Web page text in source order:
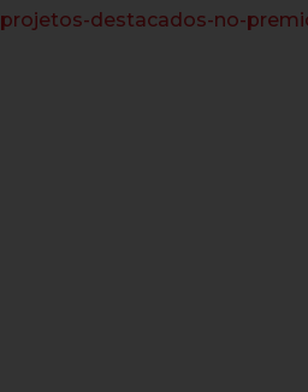
projetos-destacados-no-